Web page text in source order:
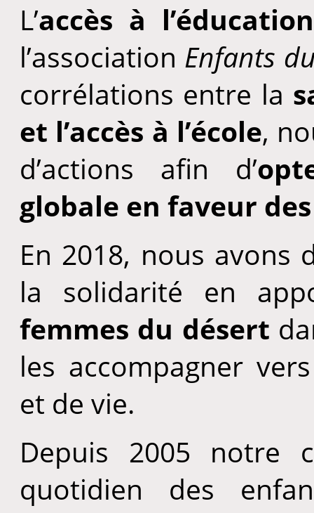
L’accès à l’éducation
l’association Enfants
corrélations entre la
et l’accès à l’école,
d’actions afin d’
globale en faveur
En 2018, nous avons
la solidarité en
femmes du désert
les accompagner
et de vie.
Depuis 2005 notre
quotidien des